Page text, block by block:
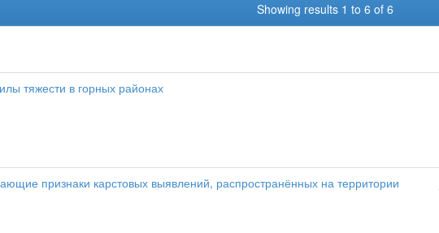
Showing results 1 to 6 of 6
тяжести в горных районах
признаки карстовых выявлений, распространённых на территории